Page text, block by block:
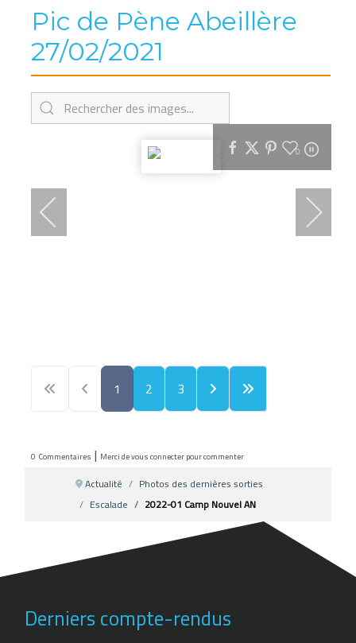
Pic de Pène Abeillère
27/02/2021
0
1 2 3
0 Commentaires | Merci de vous connecter pour commenter
Actualité
Photos des dernières sorties
Escalade
2022-01 Camp Nouvel AN
Derniers compte-rendus